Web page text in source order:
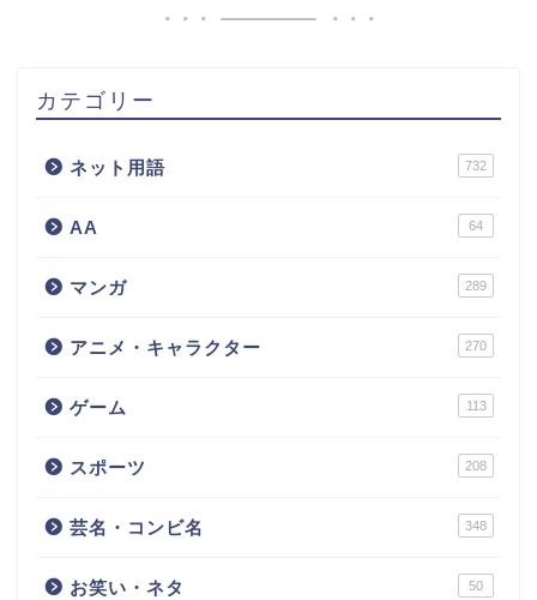
カテゴリー
ネット用語 732
AA 64
マンガ 289
アニメ・キャラクター 270
ゲーム 113
スポーツ 208
芸名・コンビ名 348
お笑い・ネタ 50